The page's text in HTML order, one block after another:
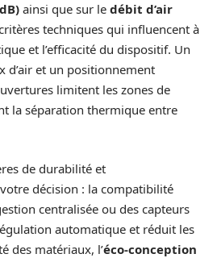
ainsi que sur le débit d’air
techniques qui influencent à
et l’efficacité du dispositif. Un
d’air et un positionnement
limitent les zones de
la séparation thermique entre
de durabilité et
décision : la compatibilité
centralisée ou des capteurs
automatique et réduit les
des matériaux, l’éco‑conception